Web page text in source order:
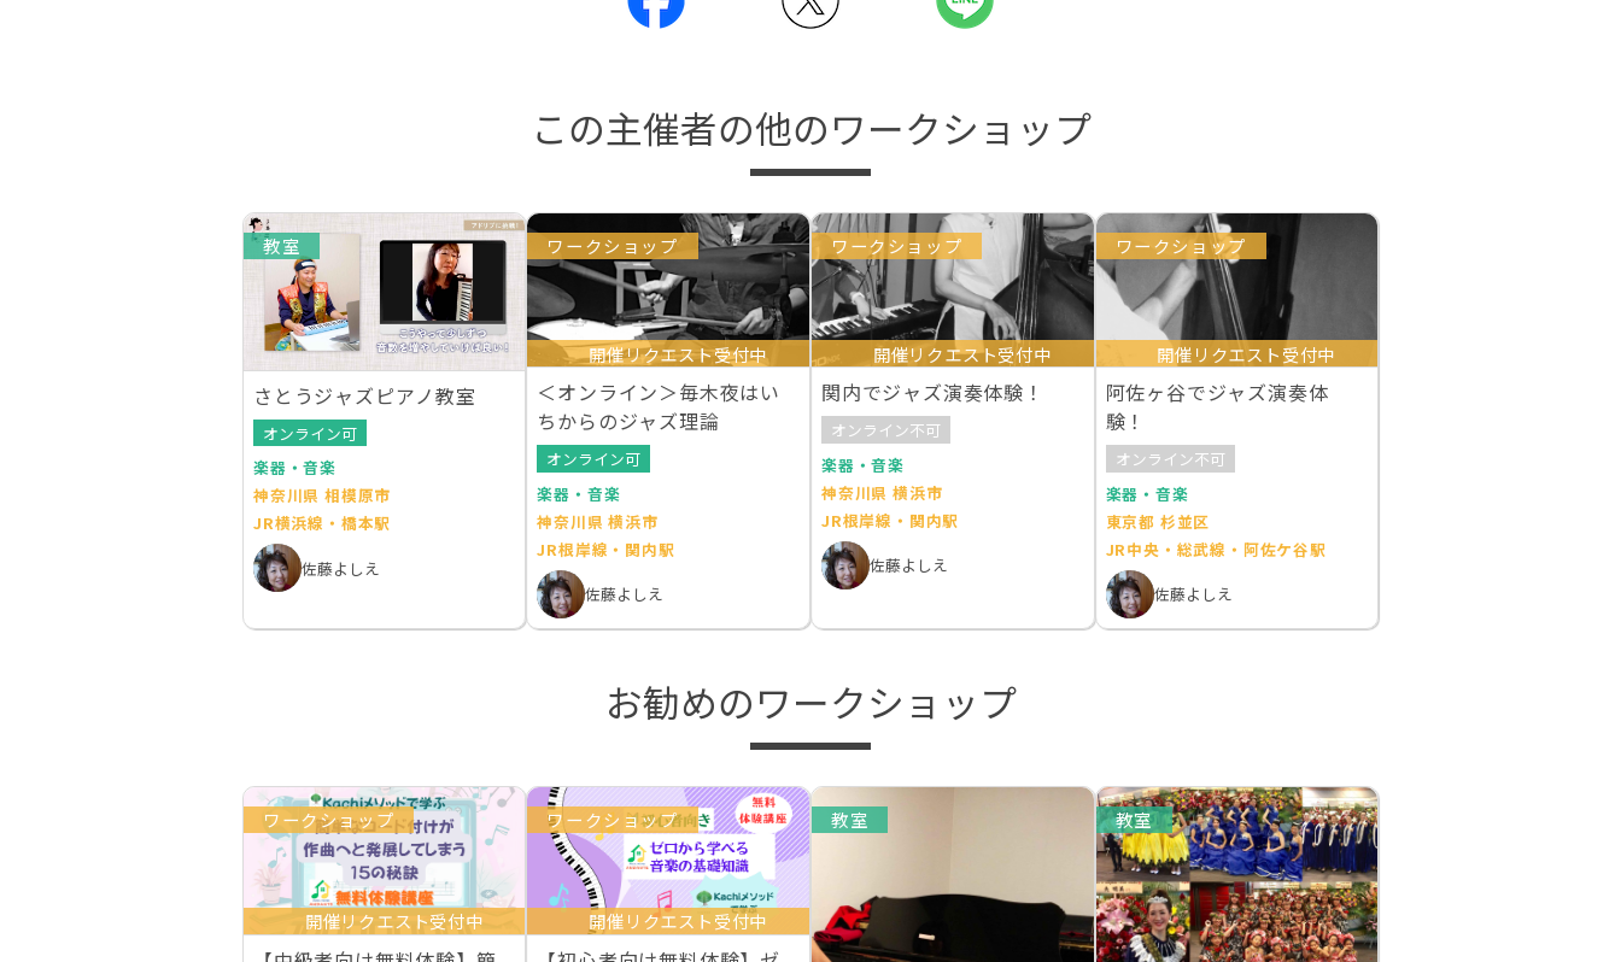
この主催者の他のワークショップ
教室
さとうジャズピアノ教室
オンライン可
楽器・音楽
神奈川県 相模原市
JR横浜線・橋本駅
佐藤よしえ
ワークショップ
開催リクエスト受付中
＜オンライン＞毎木夜はい
ちからのジャズ理論
オンライン可
楽器・音楽
神奈川県 横浜市
JR根岸線・関内駅
佐藤よしえ
ワークショップ
開催リクエスト受付中
関内でジャズ演奏体験！
オンライン不可
楽器・音楽
神奈川県 横浜市
JR根岸線・関内駅
佐藤よしえ
ワークショップ
開催リクエスト受付中
阿佐ヶ谷でジャズ演奏体
験！
オンライン不可
楽器・音楽
東京都 杉並区
JR中央・総武線・阿佐ケ谷駅
佐藤よしえ
お勧めのワークショップ
ワークショップ
開催リクエスト受付中
ワークショップ
開催リクエスト受付中
教室 教室